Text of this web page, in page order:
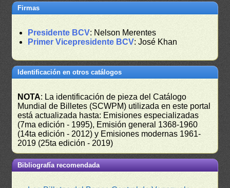
Firmas
Presidente BCV: Nelson Merentes
Primer Vicepresidente BCV: José Khan
Identificación en otros catálogos
NOTA: La identificación de pieza del Catálogo
Mundial de Billetes (SCWPM) utilizada en este portal
está actualizada hasta: Emisiones especializadas
(7ma edición - 1995), Emisión general 1368-1960
(14ta edición - 2012) y Emisiones modernas 1961-
2019 (25ta edición - 2019)
Bibliografía recomendada